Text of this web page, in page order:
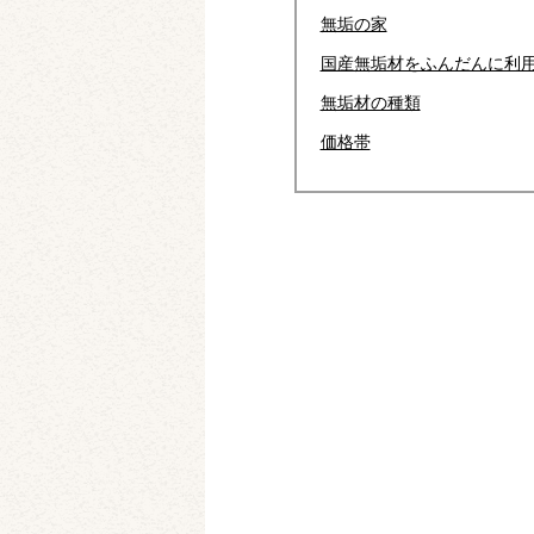
無垢の家
国産無垢材をふんだんに利
無垢材の種類
価格帯